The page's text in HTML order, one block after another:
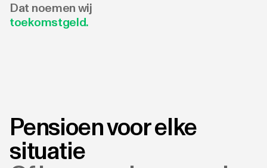
Dat noemen wij
toekomstgeld.
Pensioen voor elke
situatie